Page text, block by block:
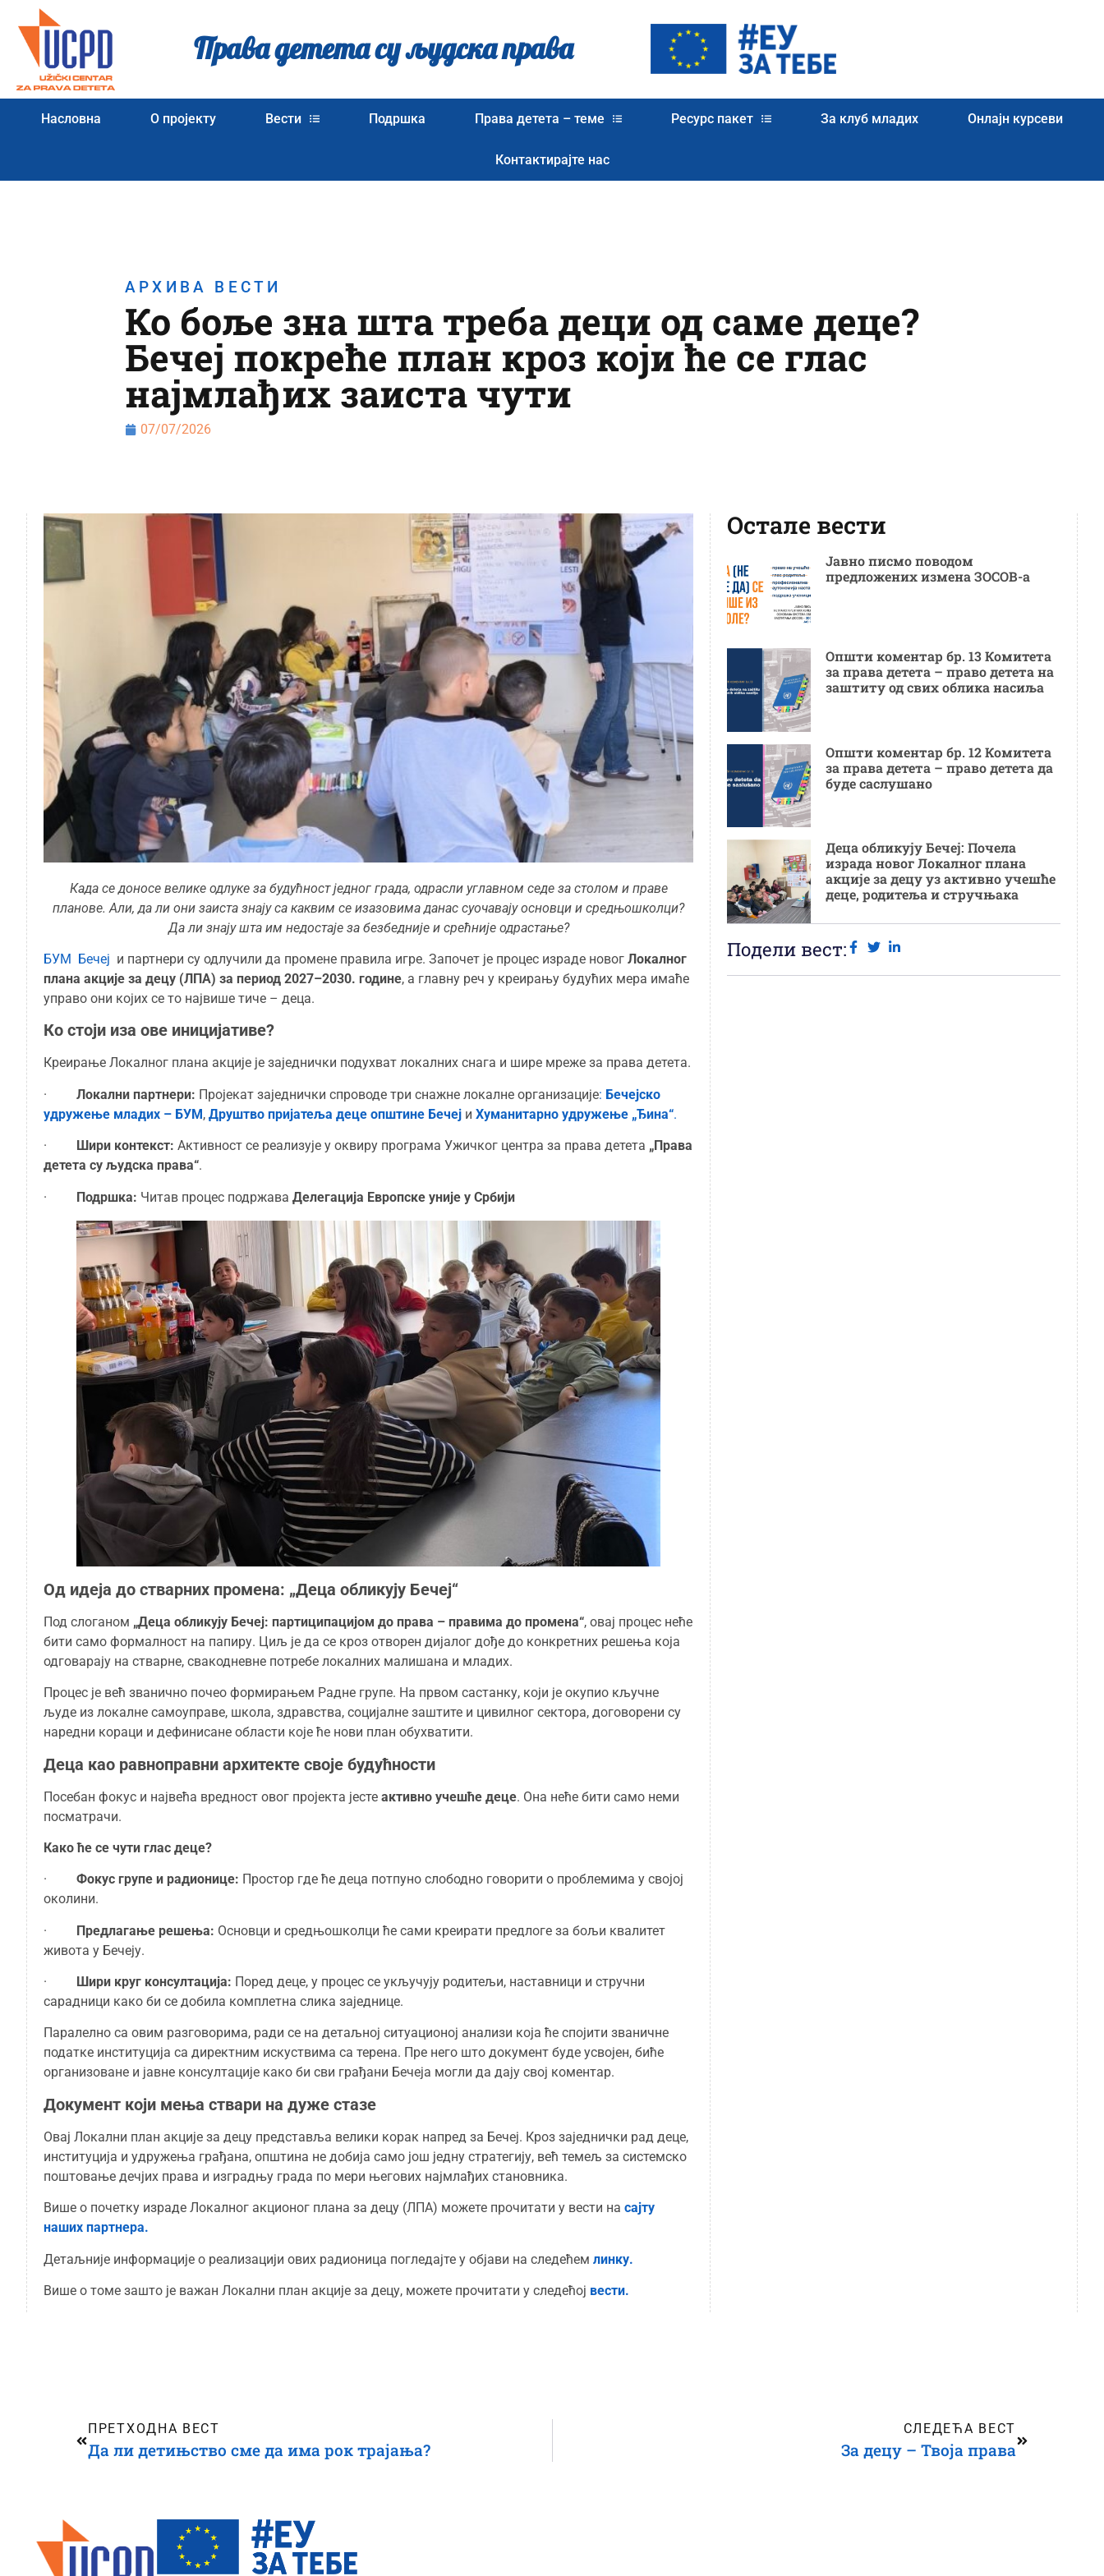
Права детета су људска права
Насловна О пројекту Вести Подршка Права детета – теме Ресурс пакет За клуб младих Онлајн курсеви
Контактирајте нас
АРХИВА ВЕСТИ
Ко боље зна шта треба деци од саме деце?
Бечеј покреће план кроз који ће се глас
најмлађих заиста чути
07/07/2026
Када се доносе велике одлуке за будућност једног града, одрасли углавном седе за столом и праве
планове. Али, да ли они заиста знају са каквим се изазовима данас суочавају основци и средњошколци?
Да ли знају шта им недостаје за безбедније и срећније одрастање?
БУМ Бечеј и партнери су одлучили да промене правила игре. Започет је процес израде новог Локалног
плана акције за децу (ЛПА) за период 2027–2030. године, а главну реч у креирању будућих мера имаће
управо они којих се то највише тиче – деца.
Ко стоји иза ове иницијативе?
Креирање Локалног плана акције је заједнички подухват локалних снага и шире мреже за права детета.
· Локални партнери: Пројекат заједнички спроводе три снажне локалне организације: Бечејско
удружење младих – БУМ, Друштво пријатеља деце општине Бечеј и Хуманитарно удружење „Ђина“.
· Шири контекст: Активност се реализује у оквиру програма Ужичког центра за права детета „Права
детета су људска права“.
· Подршка: Читав процес подржава Делегација Европске уније у Србији
Од идеја до стварних промена: „Деца обликују Бечеј“
Под слоганом „Деца обликују Бечеј: партиципацијом до права – правима до промена“, овај процес неће
бити само формалност на папиру. Циљ је да се кроз отворен дијалог дође до конкретних решења која
одговарају на стварне, свакодневне потребе локалних малишана и младих.
Процес је већ званично почео формирањем Радне групе. На првом састанку, који је окупио кључне
људе из локалне самоуправе, школа, здравства, социјалне заштите и цивилног сектора, договорени су
наредни кораци и дефинисане области које ће нови план обухватити.
Деца као равноправни архитекте своје будућности
Посебан фокус и највећа вредност овог пројекта јесте активно учешће деце. Она неће бити само неми
посматрачи.
Како ће се чути глас деце?
· Фокус групе и радионице: Простор где ће деца потпуно слободно говорити о проблемима у својој
околини.
· Предлагање решења: Основци и средњошколци ће сами креирати предлоге за бољи квалитет
живота у Бечеју.
· Шири круг консултација: Поред деце, у процес се укључују родитељи, наставници и стручни
сарадници како би се добила комплетна слика заједнице.
Паралелно са овим разговорима, ради се на детаљној ситуационој анализи која ће спојити званичне
податке институција са директним искуствима са терена. Пре него што документ буде усвојен, биће
организоване и јавне консултације како би сви грађани Бечеја могли да дају свој коментар.
Документ који мења ствари на дуже стазе
Овај Локални план акције за децу представља велики корак напред за Бечеј. Кроз заједнички рад деце,
институција и удружења грађана, општина не добија само још једну стратегију, већ темељ за системско
поштовање дечјих права и изградњу града по мери његових најмлађих становника.
Више о почетку израде Локалног акционог плана за децу (ЛПА) можете прочитати у вести на сајту
наших партнера.
Детаљније информације о реализацији ових радионица погледајте у објави на следећем линку.
Више о томе зашто је важан Локални план акције за децу, можете прочитати у следећој вести.
Остале вести
Јавно писмо поводом
предложених измена ЗОСОВ-а
Општи коментар бр. 13 Комитета
за права детета – право детета на
заштиту од свих облика насиља
Општи коментар бр. 12 Комитета
за права детета – право детета да
буде саслушано
Деца обликују Бечеј: Почела
израда новог Локалног плана
акције за децу уз активно учешће
деце, родитеља и стручњака
Подели вест:
ПРЕТХОДНА ВЕСТ
Да ли детињство сме да има рок трајања?
СЛЕДЕЋА ВЕСТ
За децу – Твоја права